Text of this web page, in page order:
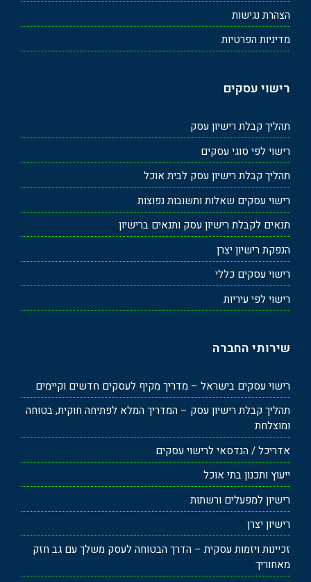
הצהרת נגישות
מדיניות הפרטיות
רישוי עסקים
תהליך קבלת רישיון עסק
רישוי לפי סוגי עסקים
תהליך קבלת רישיון עסק לבית אוכל
רישוי עסקים שאלות ותשובות נפוצות
תנאים לקבלת רישיון עסק ותנאים ברישיון
הנפקת רישיון יצרן
רישוי עסקים כללי
רישוי לפי עיריות
שירותי החברה
רישוי עסקים בישראל – מדריך מקיף לעסקים חדשים וקיימים
תהליך קבלת רישיון עסק – המדריך המלא לפתיחה חוקית, בטוחה
ומוצלחת
אדריכל / הנדסאי לרישוי עסקים
ייעוץ ותכנון בתי אוכל
רישיון למפעלים ורשתות
רישיון יצרן
זכיינות ויזמות עסקית – הדרך הבטוחה לעסק משלך עם גב חזק
מאחוריך